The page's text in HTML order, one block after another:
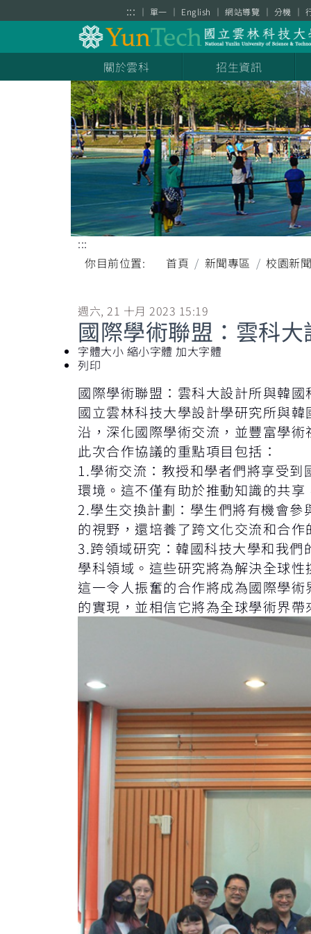
::: 單一 English 網站導覽 分機
關於雲科 招生資訊
:::
你目前位置:
首頁 新聞專區 校園新聞
週六, 21 十月 2023 15:19
國際學術聯盟：雲科
字體大小 縮小字體 加大字體
列印
國際學術聯盟：雲科大設計所與韓
國立雲林科技大學設計學研究所與
沿，深化國際學術交流，並豐富學
此次合作協議的重點項目包括：
1.學術交流：教授和學者們將享受
環境。這不僅有助於推動知識的共
2.學生交換計劃：學生們將有機會
的視野，還培養了跨文化交流和合作
3.跨領域研究：韓國科技大學和我
學科領域。這些研究將為解決全球
這一令人振奮的合作將成為國際學
的實現，並相信它將為全球學術界